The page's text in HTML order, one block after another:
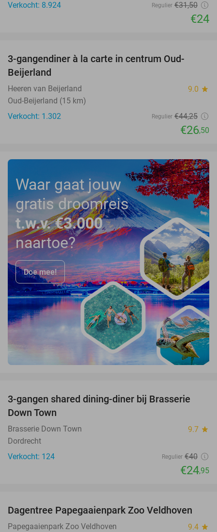
Verkocht: 8.924
Regulier €31,50
€24
3-gangendiner à la carte in centrum Oud-
Beijerland
Heeren van Beijerland 9.0 star
Oud-Beijerland (15 km)
Verkocht: 1.302
Regulier €44,25
€26,50
Waar gaat jouw
gratis droomreis
t.w.v. €3.000
naartoe?
Doe mee!
38%
3-gangen shared dining-diner bij Brasserie
Down Town
Brasserie Down Town 9.7 star
Dordrecht
Verkocht: 124
Regulier €40
€24,95
26%
Dagentree Papegaaienpark Zoo Veldhoven
Papegaaienpark Zoo Veldhoven 9.4 star